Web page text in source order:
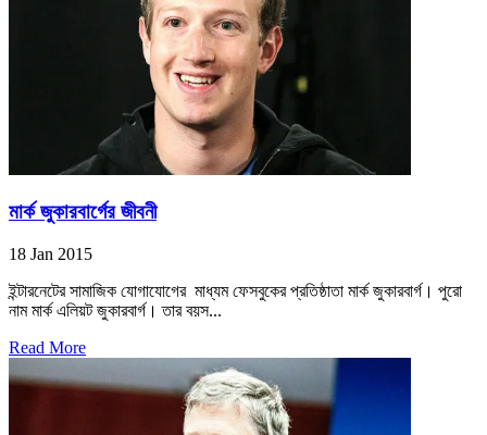
মার্ক জুকারবার্গের জীবনী
18 Jan 2015
ইন্টারনেটের সামাজিক যোগাযোগের মাধ্যম ফেসবুকের প্রতিষ্ঠাতা মার্ক জুকারবার্গ। পুরো
নাম মার্ক এলিয়ট জুকারবার্গ। তার বয়স...
Read More